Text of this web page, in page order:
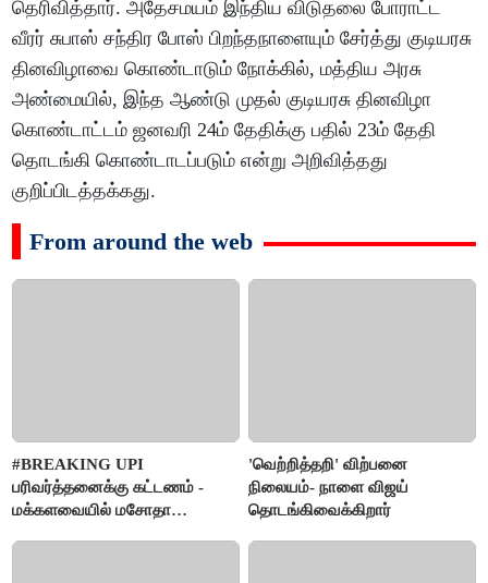
தெரிவித்தார். அதேசமயம் இந்திய விடுதலை போராட்ட
வீரர் சுபாஸ் சந்திர போஸ் பிறந்தநாளையும் சேர்த்து குடியரசு
தினவிழாவை கொண்டாடும் நோக்கில், மத்திய அரசு
அண்மையில், இந்த ஆண்டு முதல் குடியரசு தினவிழா
கொண்டாட்டம் ஜனவரி 24ம் தேதிக்கு பதில் 23ம் தேதி
தொடங்கி கொண்டாடப்படும் என்று அறிவித்தது
குறிப்பிடத்தக்கது.
From around the web
#BREAKING UPI
பரிவர்த்தனைக்கு கட்டணம் -
மக்களவையில் மசோதா
'வெற்றித்தறி' விற்பனை
நிலையம்- நாளை விஜய்
தொடங்கிவைக்கிறார்